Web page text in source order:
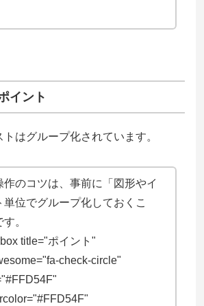
イント
はグループ化されています。
作のコツは、事前に「図形やイ
単位でグループ化しておくこ
。
title="ポイント"
check-circle"